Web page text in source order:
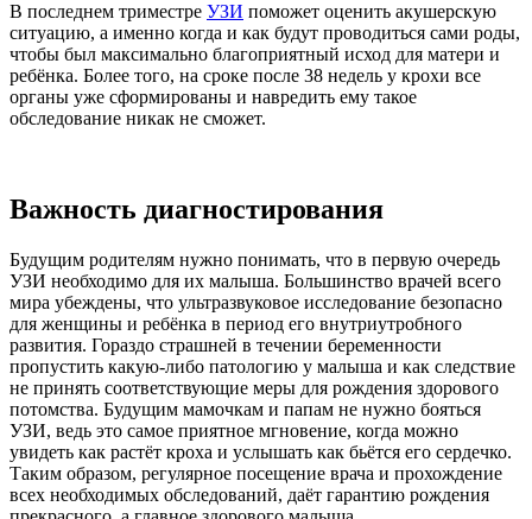
В последнем триместре УЗИ поможет оценить акушерскую
ситуацию, а именно когда и как будут проводиться сами роды,
чтобы был максимально благоприятный исход для матери и
ребёнка. Более того, на сроке после 38 недель у крохи все
органы уже сформированы и навредить ему такое
обследование никак не сможет.
Важность диагностирования
Будущим родителям нужно понимать, что в первую очередь
УЗИ необходимо для их малыша. Большинство врачей всего
мира убеждены, что ультразвуковое исследование безопасно
для женщины и ребёнка в период его внутриутробного
развития. Гораздо страшней в течении беременности
пропустить какую-либо патологию у малыша и как следствие
не принять соответствующие меры для рождения здорового
потомства. Будущим мамочкам и папам не нужно бояться
УЗИ, ведь это самое приятное мгновение, когда можно
увидеть как растёт кроха и услышать как бьётся его сердечко.
Таким образом, регулярное посещение врача и прохождение
всех необходимых обследований, даёт гарантию рождения